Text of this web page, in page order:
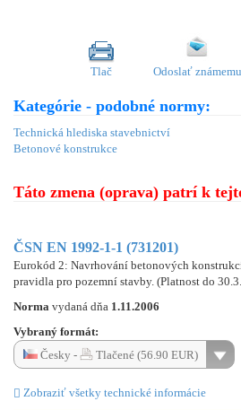
Tlač Odoslať známemu
Kategórie - podobné normy:
Technická hlediska stavebnictví
Betonové konstrukce
Táto zmena (oprava) patrí k
ČSN EN 1992-1-1 (731201)
Eurokód 2: Navrhování betonových
pravidla pro pozemní stavby. (Platnost do
Norma vydaná dňa 1.11.2006
Vybraný formát:
Česky -
Tlačené (56.90 EUR)
Zobraziť všetky technické informácie